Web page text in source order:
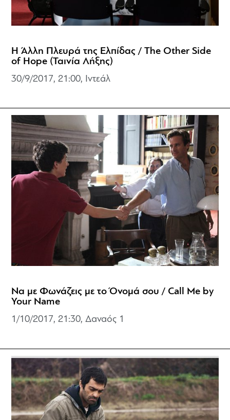
Η Άλλη Πλευρά της Ελπίδας / The Other Side
of Hope (Ταινία Λήξης)
30/9/2017, 21:00, Ιντεάλ
Να με Φωνάζεις με το Όνομά σου / Call Me by
Your Name
1/10/2017, 21:30, Δαναός 1